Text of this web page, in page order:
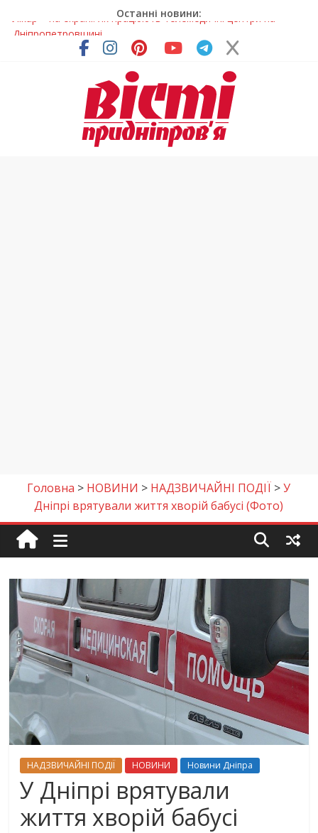
Останні новини:
У Дніпрі триває масштабна підготовка до опалювального
Пошуки тривають: на Дніпропетровщині досліджують місце
розташування легендарного монастиря (Фото)
Ветерани Дніпропетровщини отримують шанс на власне
Андрій Горинін: “Нехай доля береже тих, хто служить, і всіх
Головна > НОВИНИ > НАДЗВИЧАЙНІ ПОДІЇ >У
Дніпрі врятували життя хворій бабусі (Фото)
НАДЗВИЧАЙНІ ПОДІЇ НОВИНИ Новини Дніпра
У Дніпрі врятували
життя хворій бабусі